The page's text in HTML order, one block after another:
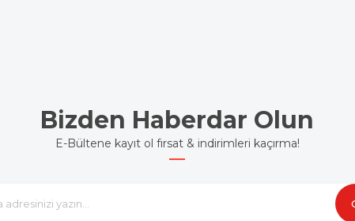
Bizden Haberdar Olun
E-Bültene kayıt ol fırsat & indirimleri kaçırma!